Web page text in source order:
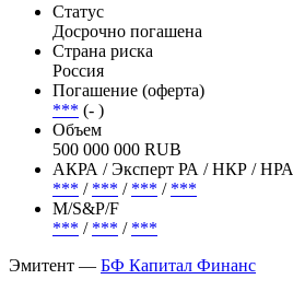
Статус
Досрочно погашена
Страна риска
Россия
Погашение (оферта)
*** (- )
Объем
500 000 000 RUB
АКРА / Эксперт РА / НКР / НРА
*** / *** / *** / ***
М/S&P/F
*** / *** / ***
Эмитент — БФ Капитал Финанс